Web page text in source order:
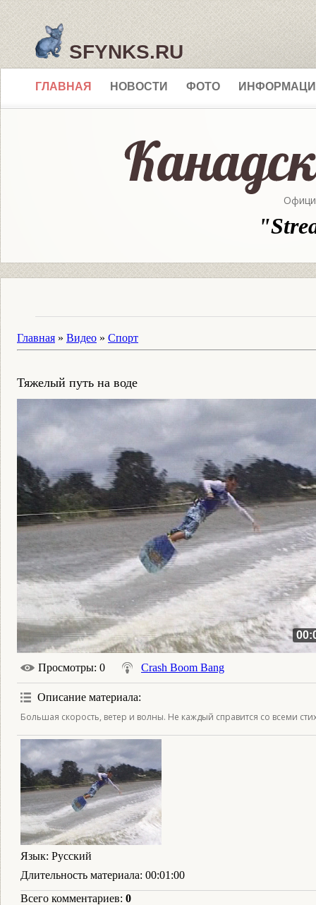
SFYNKS.RU
ГЛАВНАЯ НОВОСТИ ФОТО
Главная » Видео » Спорт
Тяжелый путь на воде
Просмотры: 0 Crash Boom Bang
Описание материала:
Большая скорость, ветер и волны. Не каждый справится со всеми
Язык: Русский
Длительность материала: 00:01:00
Всего комментариев: 0